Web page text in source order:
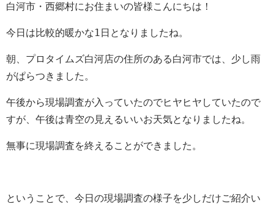
白河市・西郷村にお住まいの皆様こんにちは！
今日は比較的暖かな1日となりましたね。
朝、プロタイムズ白河店の住所のある白河市では、少し雨
がぱらつきました。
午後から現場調査が入っていたのでヒヤヒヤしていたので
すが、午後は青空の見えるいいお天気となりましたね。
無事に現場調査を終えることができました。
ということで、今日の現場調査の様子を少しだけご紹介い